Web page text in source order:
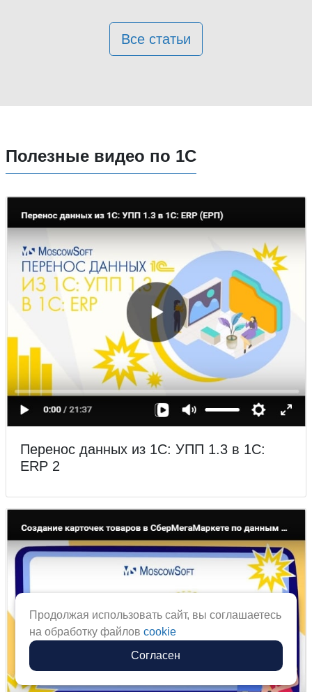
Все статьи
Полезные видео по 1С
Перенос данных из 1С: УПП 1.3 в 1С:
ERP 2
Продолжая использовать сайт, вы соглашаетесь
на обработку файловcookie
Согласен